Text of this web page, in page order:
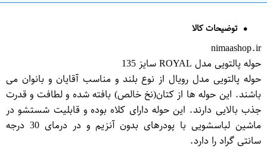
توضیحات کالا
nimaashop.ir
حوله پالتویی مدل ROYAL سایز 135
حوله پالتویی مدل رویال از نوع بلند و مناسب آقایان و بانوان می
باشند. این حوله ها از کتان(نخ خالص) بافته شده و لطافت و قدرت
جذب بالایی دارند. این حوله دارای کلاه بوده و قابلیت شستشو در
ماشین لباسشویی با پودرهای بدون آنزیم و در درمای 30 درجه
سانتی گراد را دارد.